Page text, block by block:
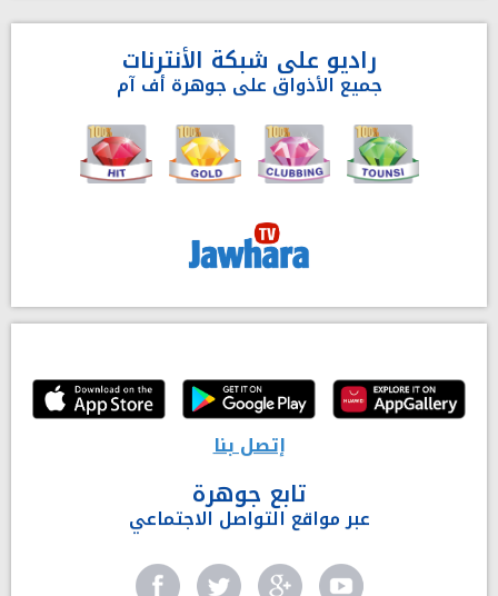
راديو على شبكة الأنترنات
جميع الأذواق على جوهرة أف آم
إتصل بنا
تابع جوهرة
عبر مواقع التواصل الاجتماعي